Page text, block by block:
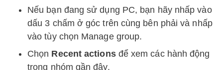
Nếu bạn đang sử dụng PC, bạn hãy nhấp vào
dấu 3 chấm ở góc trên cùng bên phải và nhấp
vào tùy chọn Manage group.
Chọn Recent actionsđể xem các hành động
trong nhóm gần đây.